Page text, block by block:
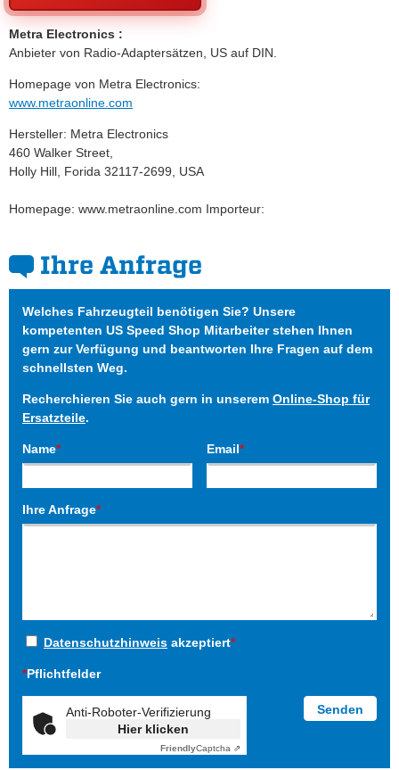
Metra Electronics :
Anbieter von Radio-Adaptersätzen, US auf DIN.
Homepage von Metra Electronics:
www.metraonline.com
Hersteller: Metra Electronics
460 Walker Street,
Holly Hill, Forida 32117-2699, USA
Homepage: www.metraonline.com Importeur:
Ihre Anfrage
Welches Fahrzeugteil benötigen Sie? Unsere
kompetenten US Speed Shop Mitarbeiter stehen Ihnen
gern zur Verfügung und beantworten Ihre Fragen auf dem
schnellsten Weg.
Recherchieren Sie auch gern in unserem Online-Shop für
Ersatzteile.
Name* Email*
Ihre Anfrage*
Datenschutzhinweis akzeptiert*
*Pflichtfelder
Anti-Roboter-Verifizierung
Hier klicken
FriendlyCaptcha ⇗